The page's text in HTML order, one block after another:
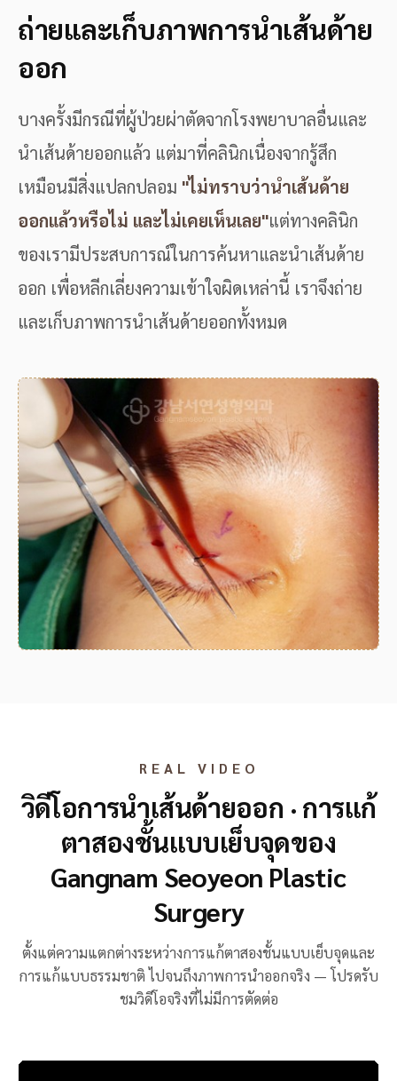
ถ่ายและเก็บภาพการนำเส้นด้าย
ออก
บางครั้งมีกรณีที่ผู้ป่วยผ่าตัดจากโรงพยาบาลอื่นและ
นำเส้นด้ายออกแล้ว แต่มาที่คลินิกเนื่องจากรู้สึก
เหมือนมีสิ่งแปลกปลอม "ไม่ทราบว่านำเส้นด้าย
ออกแล้วหรือไม่ และไม่เคยเห็นเลย"แต่ทางคลินิก
ของเรามีประสบการณ์ในการค้นหาและนำเส้นด้าย
ออก เพื่อหลีกเลี่ยงความเข้าใจผิดเหล่านี้ เราจึงถ่าย
และเก็บภาพการนำเส้นด้ายออกทั้งหมด
REAL VIDEO
วิดีโอการนำเส้นด้ายออก · การแก้
ตาสองชั้นแบบเย็บจุดของ
Gangnam Seoyeon Plastic
Surgery
ตั้งแต่ความแตกต่างระหว่างการแก้ตาสองชั้นแบบเย็บจุดและ
การแก้แบบธรรมชาติ ไปจนถึงภาพการนำออกจริง — โปรดรับ
ชมวิดีโอจริงที่ไม่มีการตัดต่อ